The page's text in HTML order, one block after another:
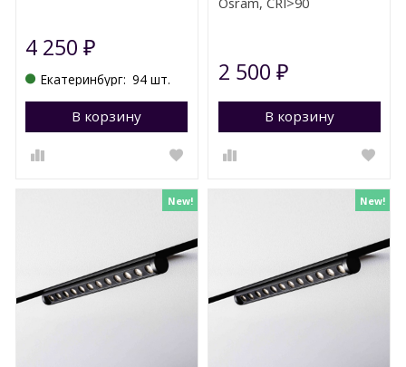
4 250₽
Екатеринбург: 94 шт.
В корзину Перейти в корзину
2 500 ₽
В корзину
New! New!